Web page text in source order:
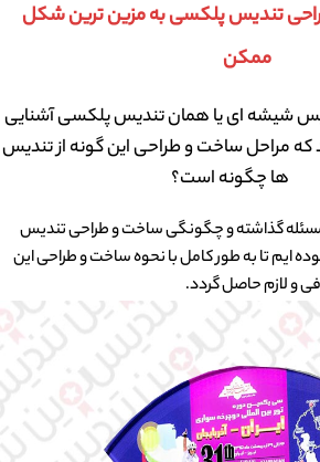
تندیس پلکسی به مزین ترین شکل
ممکن
شیشه ای یا همان تندیس پلکسی آشنایی
که مراحل ساخت و طراحی این گونه از تندیس
ها چگونه است؟
گذاشته و چگونگی ساخت و طراحی تندیس
ایم تا به طور کامل با نحوه ساخت و طراحی این
و لازم حاصل گردد.